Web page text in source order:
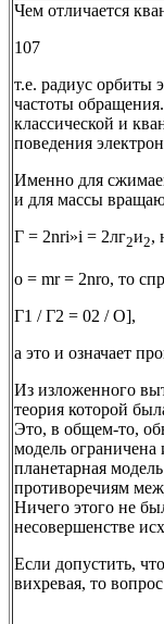
Чем отличается
107
т.е. радиус орбиты
частоты
классической и
поведения
Именно для
и для массы
Г = 2nri»i = 2лг2и2,
о = mr = 2nro, то
Г1 / Г2 = 02 / О],
а это и означает
Из изложенного
теория которой
Это, в общем-то,
модель ограничена
планетарная
противоречиям
Ничего этого не
несовершенстве
Если допустить,
вихревая, то